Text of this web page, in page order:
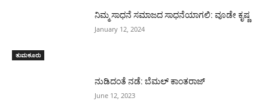
ತುಮಕೂರು
ನಿಮ್ಮ ಸಾಧನೆ ಸಮಾಜದ ಸಾಧನೆಯಾಗಲಿ: ವೂಡೇ ಕೃಷ್ಣ
January 12, 2024
ನುಡಿದಂತೆ ನಡೆ: ಬೆಮಲ್ ಕಾಂತರಾಜ್
June 12, 2023